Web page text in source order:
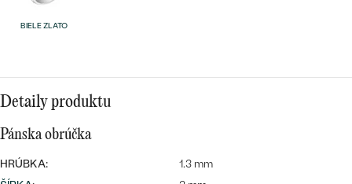
Bestsellery
BIELE ZLATO
Detaily produktu
Pánska obrúčka
HRÚBKA:
1.3 mm